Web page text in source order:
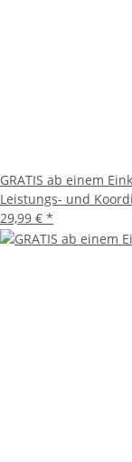
GRATIS ab einem
Leistungs- und
29,99 € *